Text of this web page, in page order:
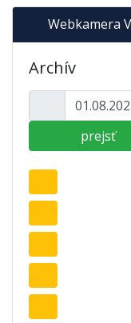
Webkamera
Archív
prejsť